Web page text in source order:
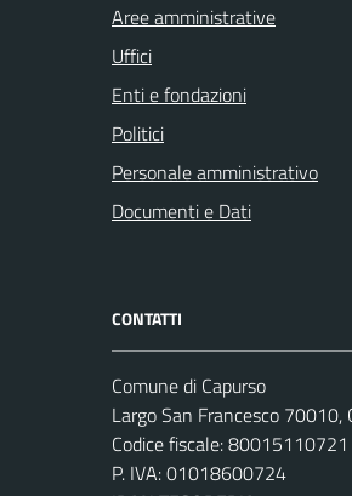
Aree amministrative
Uffici
Enti e fondazioni
Politici
Personale amministrativo
Documenti e Dati
CONTATTI
Comune di Capurso
Largo San Francesco 70010,
Codice fiscale: 80015110721
P. IVA: 01018600724